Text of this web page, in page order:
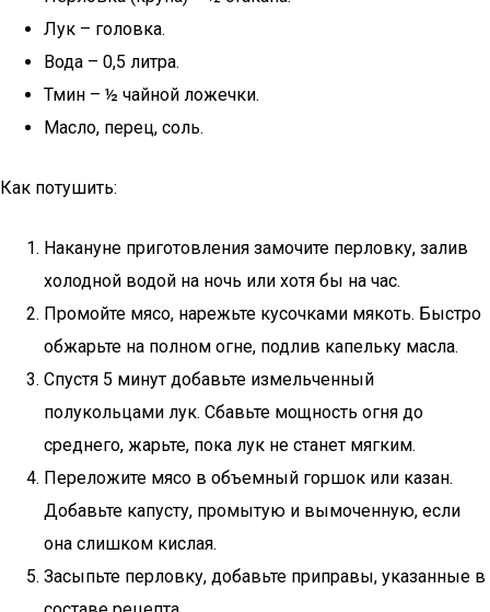
Лук – головка.
Вода – 0,5 литра.
Тмин – ½ чайной ложечки.
Масло, перец, соль.
Как потушить:
Накануне приготовления замочите перловку, залив
холодной водой на ночь или хотя бы на час.
Промойте мясо, нарежьте кусочками мякоть. Быстро
обжарьте на полном огне, подлив капельку масла.
Спустя 5 минут добавьте измельченный
полукольцами лук. Сбавьте мощность огня до
среднего, жарьте, пока лук не станет мягким.
Переложите мясо в объемный горшок или казан.
Добавьте капусту, промытую и вымоченную, если
она слишком кислая.
Засыпьте перловку, добавьте приправы, указанные в